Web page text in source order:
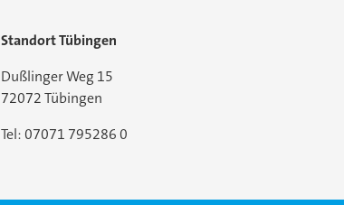
Standort Tübingen
Dußlinger Weg 15
72072 Tübingen
Tel: 07071 795286 0